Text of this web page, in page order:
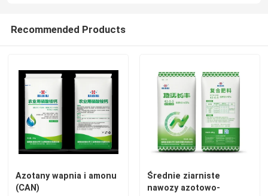
Recommended Products
Azotany wapnia i amonu
(CAN)
Średnie ziarniste
nawozy azotowo-